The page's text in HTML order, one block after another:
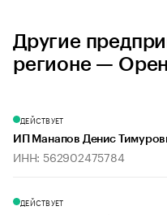
Другие
регионе —
ДЕЙСТВУЕТ
ИП Манапов Денис
ИНН: 562902475784
ДЕЙСТВУЕТ